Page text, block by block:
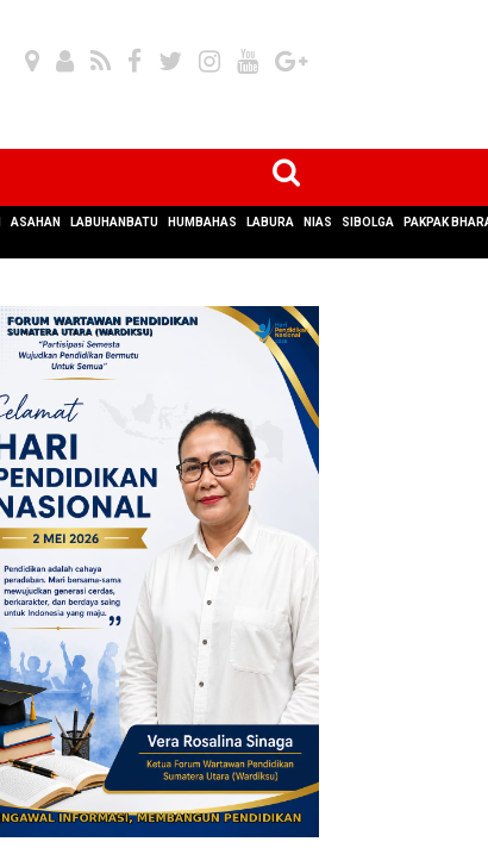
ASAHAN LABUHANBATU HUMBAHAS LABURA NIAS SIBOLGA PAKPAK